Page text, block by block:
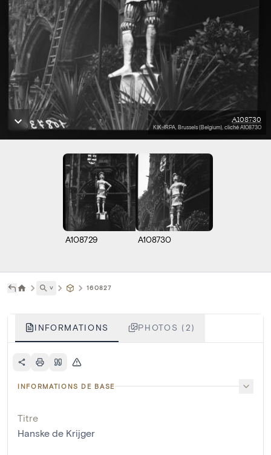
A108730
KIK-IRPA, Brussels (Belgium), cliché A108730
A108729 A108730
˅ 160827
INFORMATIONS PHOTOS (2)
INFORMATIONS DE BASE
Titre
Hanske de Krijger